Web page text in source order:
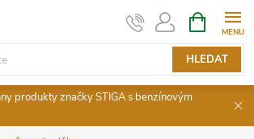
HLEDAT
NÁKUPNÍ
KOŠÍK
produkty značky STIGA s benzínovým